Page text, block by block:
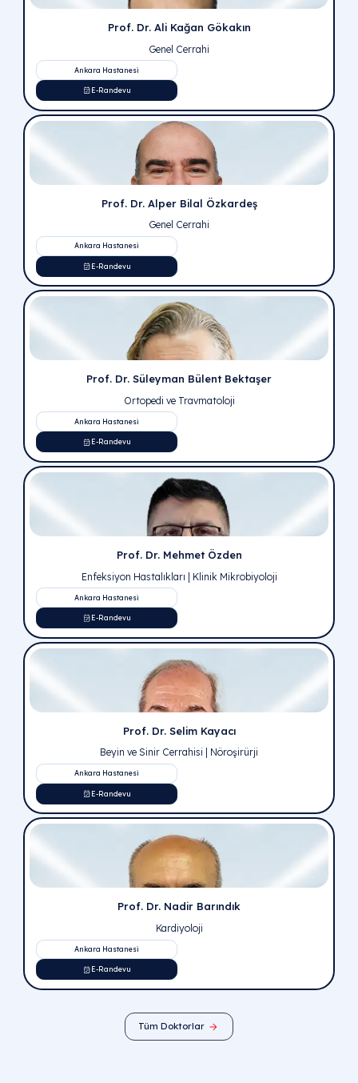
Akademik Hekim
Uzman Doktorlarımız
A Life Sağlık Grubu’nun
Etimesgut, Pursaklar ve
yerleşkelerinde hizmet veren, akademik başarılarıyla
uzman doktor kadromuzu inceleyin. Ankara genelinde
branşlardan dahili bilimlere kadar her alanda tecrübeli
hekimlerimizle sağlığınız emin ellerde.
Prof. Dr. Erkan Kuralay
Ankara Hastanesi
E-Randevu
Prof. Dr. Bahadır Külah
Genel Cerrahi, Proktoloji (Hemoroid ve Anorektal
Ankara Hastanesi
E-Randevu
Prof. Dr. Ali Kağan Gökakın
Ankara Hastanesi
E-Randevu
Prof. Dr. Alper Bilal Özkardeş